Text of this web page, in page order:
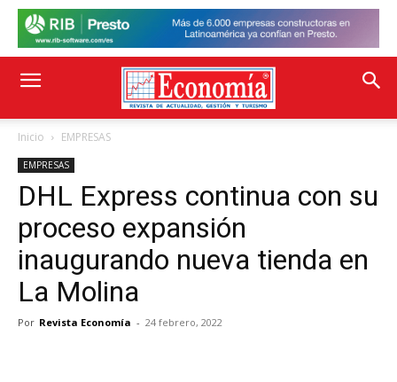
Inicio EMPRESAS
EMPRESAS
DHL Express continua con su
proceso expansión
inaugurando nueva tienda en
La Molina
Por Revista Economía - 24 febrero, 2022